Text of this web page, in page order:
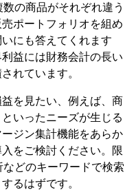
の商品がそれぞれ違う
ポートフォリオを組め
にも答えてくれます
益には財務会計の長い
れています。
を見たい、例えば、商
いったニーズが生じる
ジン集計機能をあらか
をご検討ください。限
どのキーワードで検索
るはずです。